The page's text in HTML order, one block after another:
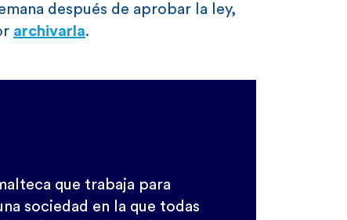
después de aprobar la ley,
archivarla.
que trabaja para
sociedad en la que todas